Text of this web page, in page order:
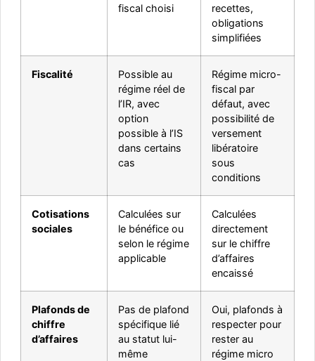
fiscal choisi
recettes,
obligations
simplifiées
Fiscalité
Possible au
régime réel de
l’IR, avec
option
possible à l’IS
dans certains
cas
Régime micro-
fiscal par
défaut, avec
possibilité de
versement
libératoire
sous
conditions
Cotisations
sociales
Calculées sur
le bénéfice ou
selon le régime
applicable
Calculées
directement
sur le chiffre
d’affaires
encaissé
Plafonds de
chiffre
d’affaires
Pas de plafond
spécifique lié
au statut lui-
même
Oui, plafonds à
respecter pour
rester au
régime micro